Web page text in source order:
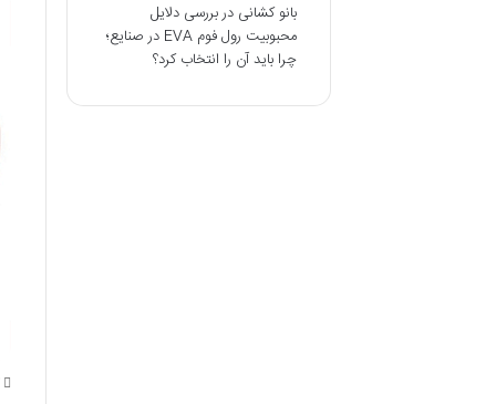
بانو کشانی دربررسی دلایل
محبوبیت رول فوم EVA در صنایع؛
چرا باید آن را انتخاب کرد؟